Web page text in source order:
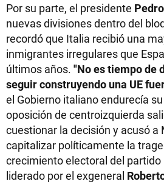
Por su parte, el presidente
nuevas divisiones dentro del
recordó que Italia recibió una
inmigrantes irregulares que
últimos años. "No es tiempo de
seguir construyendo una UE
el Gobierno italiano endurecía
oposición de centroizquierda
cuestionar la decisión y acusó a
capitalizar políticamente la
crecimiento electoral del
liderado por el exgeneral